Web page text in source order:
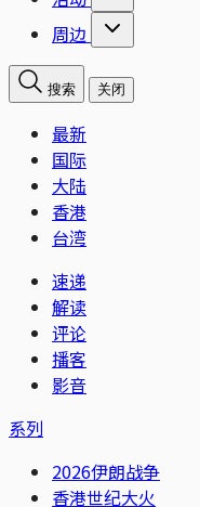
周边
搜索 关闭
最新
国际
大陆
香港
台湾
速递
解读
评论
播客
影音
系列
2026伊朗战争
香港世纪大火